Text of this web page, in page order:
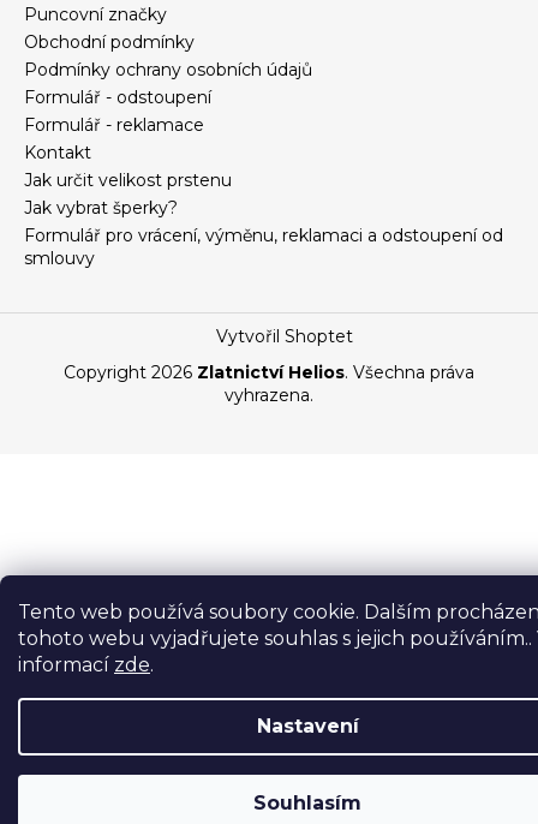
Tento web používá soubory cookie. Dalším
tohoto webu vyjadřujete souhlas s jejich používáním..
informací zde.
Nastavení
Souhlasím
Puncovní značky
Obchodní podmínky
Podmínky ochrany osobních údajů
Formulář - odstoupení
Formulář - reklamace
Kontakt
Jak určit velikost prstenu
Jak vybrat šperky?
Formulář pro vrácení, výměnu, reklamaci a odstoupení od
smlouvy
Vytvořil Shoptet
Copyright 2026 Zlatnictví Helios. Všechna práva
vyhrazena.